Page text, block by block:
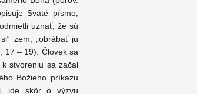
Sväté písmo,
uznať, že sú
zem, „obrábať ju
17 – 19). Človek sa
stvoreniu sa začal
Božieho príkazu
ide skôr o výzvu